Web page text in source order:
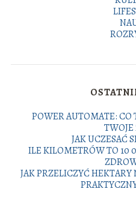
POWER AUTOMATE:
TWOJE
JAK UCZESAĆ
ILE KILOMETRÓW TO 10
JAK PRZELICZYĆ